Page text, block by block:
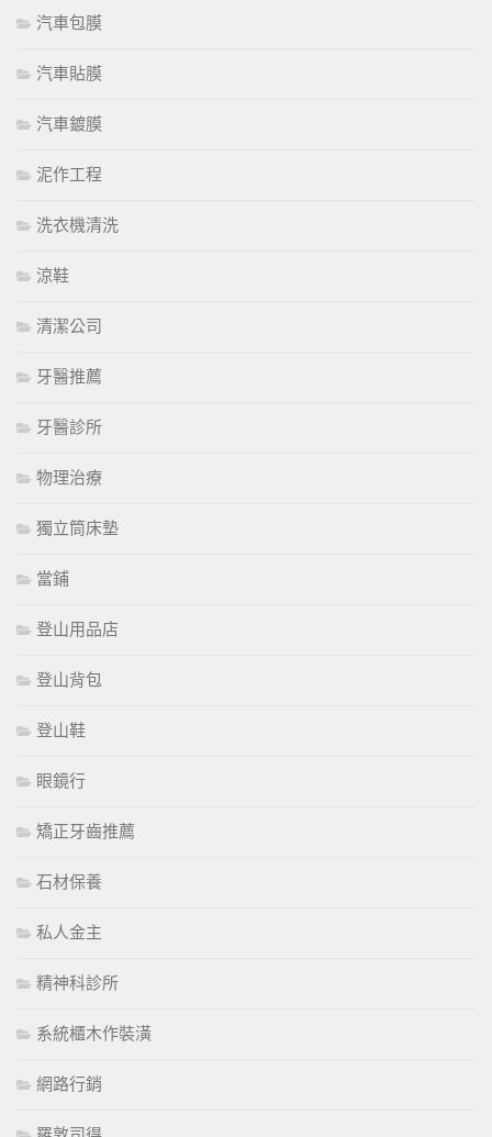
汽車包膜
汽車貼膜
汽車鍍膜
泥作工程
洗衣機清洗
涼鞋
清潔公司
牙醫推薦
牙醫診所
物理治療
獨立筒床墊
當鋪
登山用品店
登山背包
登山鞋
眼鏡行
矯正牙齒推薦
石材保養
私人金主
精神科診所
系統櫃木作裝潢
網路行銷